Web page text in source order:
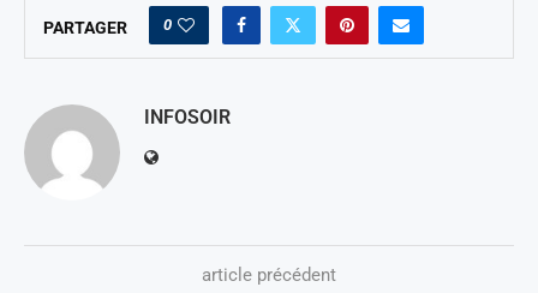
PARTAGER 0
INFOSOIR
article précédent